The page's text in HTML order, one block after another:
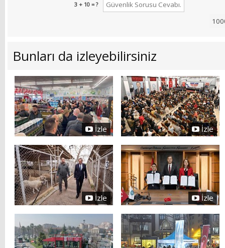
3 + 10 = ?
Bunları da izleyebilirsiniz
İzle İzle
İzle İzle